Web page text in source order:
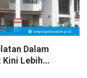
Dalam
Kini Lebih